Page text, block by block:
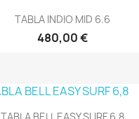
 Vista rápida
TABLA INDIO MID 6.6
480,00 €
Vista rápida
TABLA BELL EASY SURF 6,8